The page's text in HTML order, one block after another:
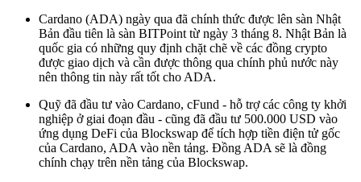
Cardano (ADA) ngày qua đã chính thức được lên sàn Nhật
Bản đầu tiên là sàn BITPoint từ ngày 3 tháng 8. Nhật Bản là
quốc gia có những quy định chặt chẽ về các đồng crypto
được giao dịch và cần được thông qua chính phủ nước này
nên thông tin này rất tốt cho ADA.
Quỹ đã đầu tư vào Cardano, cFund - hỗ trợ các công ty khởi
nghiệp ở giai đoạn đầu - cũng đã đầu tư 500.000 USD vào
ứng dụng DeFi của Blockswap để tích hợp tiền điện tử gốc
của Cardano, ADA vào nền tảng. Đồng ADA sẽ là đồng
chính chạy trên nền tảng của Blockswap.